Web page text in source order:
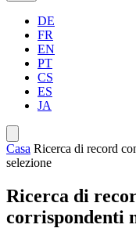
DE
FR
EN
PT
CS
ES
JA
Casa Ricerca di record
selezione
Ricerca di
corrispondenti